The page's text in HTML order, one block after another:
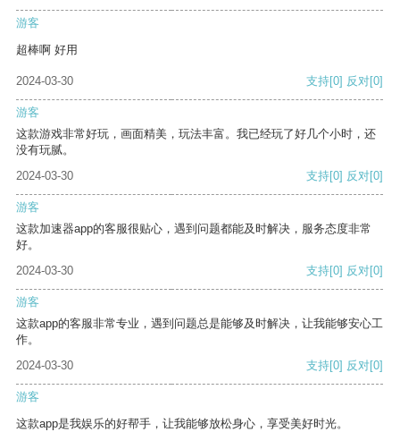
游客
超棒啊 好用
2024-03-30 支持[0] 反对[0]
游客
这款游戏非常好玩，画面精美，玩法丰富。我已经玩了好几个小时，还
没有玩腻。
2024-03-30
支持[0] 反对[0]
游客
这款加速器app的客服很贴心，遇到问题都能及时解决，服务态度非常
好。
2024-03-30
支持[0] 反对[0]
游客
这款app的客服非常专业，遇到问题总是能够及时解决，让我能够安心工
作。
2024-03-30
支持[0] 反对[0]
游客
这款app是我娱乐的好帮手，让我能够放松身心，享受美好时光。